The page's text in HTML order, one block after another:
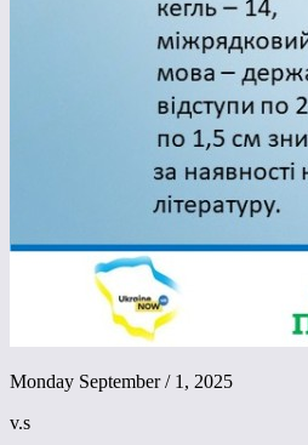
Monday September / 1, 2025
v.s